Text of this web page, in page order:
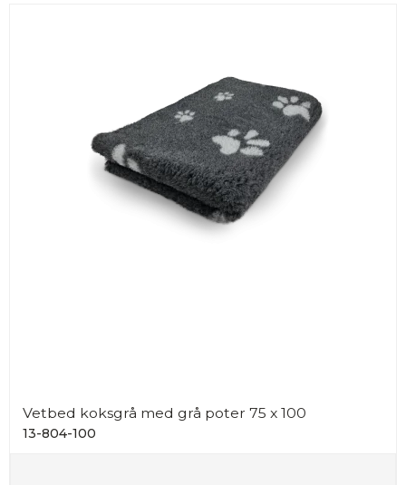
Vetbed koksgrå med grå poter 75 x 100
13-804-100